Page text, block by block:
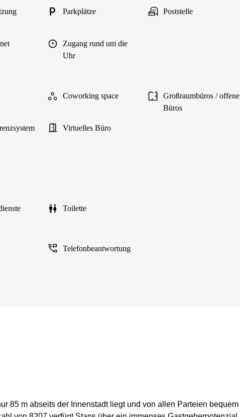
Parkplätze Poststelle
Zugang rund um die
Uhr
Coworking space
Großraumbüros / offene
Büros
Virtuelles Büro
Toilette
Telefonbeantwortung
85 m abseits der Innenstadt liegt und von allen Parteien bequem